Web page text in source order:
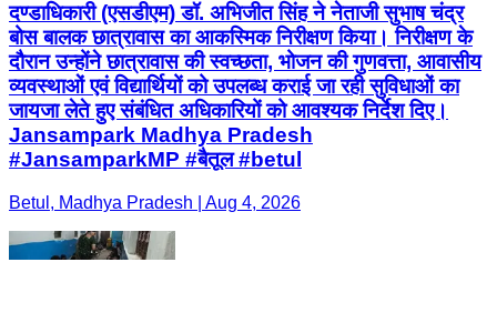
दण्डाधिकारी (एसडीएम) डॉ. अभिजीत सिंह ने नेताजी सुभाष चंद्र
बोस बालक छात्रावास का आकस्मिक निरीक्षण किया। निरीक्षण के
दौरान उन्होंने छात्रावास की स्वच्छता, भोजन की गुणवत्ता, आवासीय
व्यवस्थाओं एवं विद्यार्थियों को उपलब्ध कराई जा रही सुविधाओं का
जायजा लेते हुए संबंधित अधिकारियों को आवश्यक निर्देश दिए।
Jansampark Madhya Pradesh
#JansamparkMP #बैतूल #betul
Betul, Madhya Pradesh | Aug 4, 2026